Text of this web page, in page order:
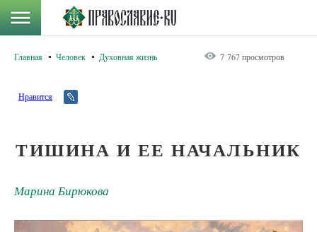
Главная Человек Духовная жизнь 7 767 просмотров
Нравится
ТИШИНА И ЕЕ НАЧАЛЬНИК
Марина Бирюкова